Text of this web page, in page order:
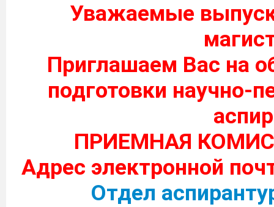
Уважаемые
Приглашаем Вас на
подготовки научно-
ПРИЕМНАЯ
Адрес электронной
Отдел